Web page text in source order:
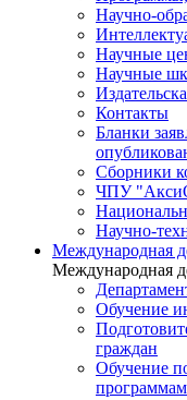
Научно-
Научные
Научные
Контакты
Бланки
Сборники
ЧПУ
Научно-
Международная
Международная
Обучение
граждан
Обучение
программам